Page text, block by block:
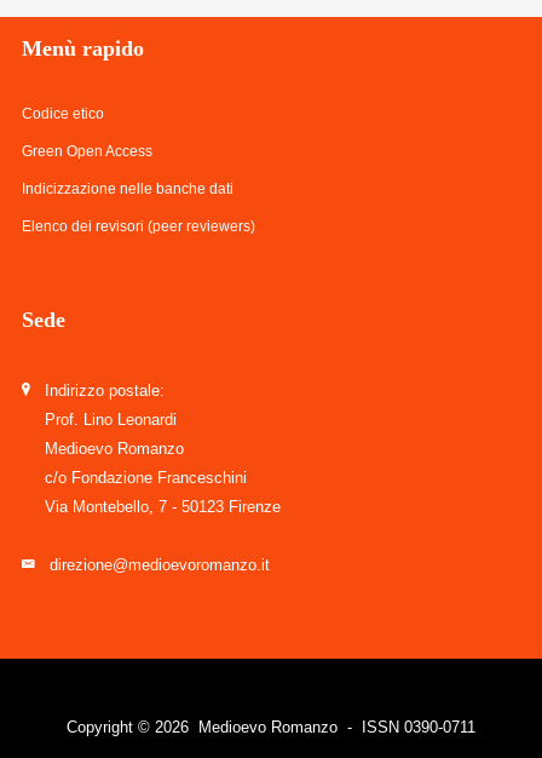
Menù rapido
Codice etico
Green Open Access
Indicizzazione nelle banche dati
Elenco dei revisori (peer reviewers)
Sede
Indirizzo postale:
Prof. Lino Leonardi
Medioevo Romanzo
c/o Fondazione Franceschini
Via Montebello, 7 - 50123 Firenze
direzione@medioevoromanzo.it
Copyright © 2026 Medioevo Romanzo - ISSN 0390-0711